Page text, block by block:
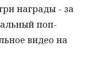
награды - за
поп-
видео на